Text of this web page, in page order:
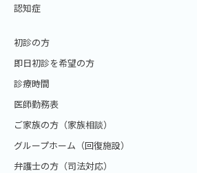
認知症
初診の方
即日初診を希望の方
診療時間
医師勤務表
ご家族の方（家族相談）
グループホーム（回復施設）
弁護士の方（司法対応）